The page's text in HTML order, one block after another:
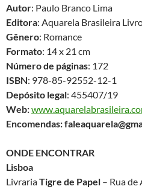
Autor: Paulo Branco Lima
Editora: Aquarela Brasileira
Gênero: Romance
Formato: 14 x 21 cm
Número de páginas: 172
ISBN: 978-85-92552-12-1
Depósito legal: 455407/19
Web:
Encomendas:
ONDE ENCONTRAR
Lisboa
LivrariaTigre de Papel – Rua de